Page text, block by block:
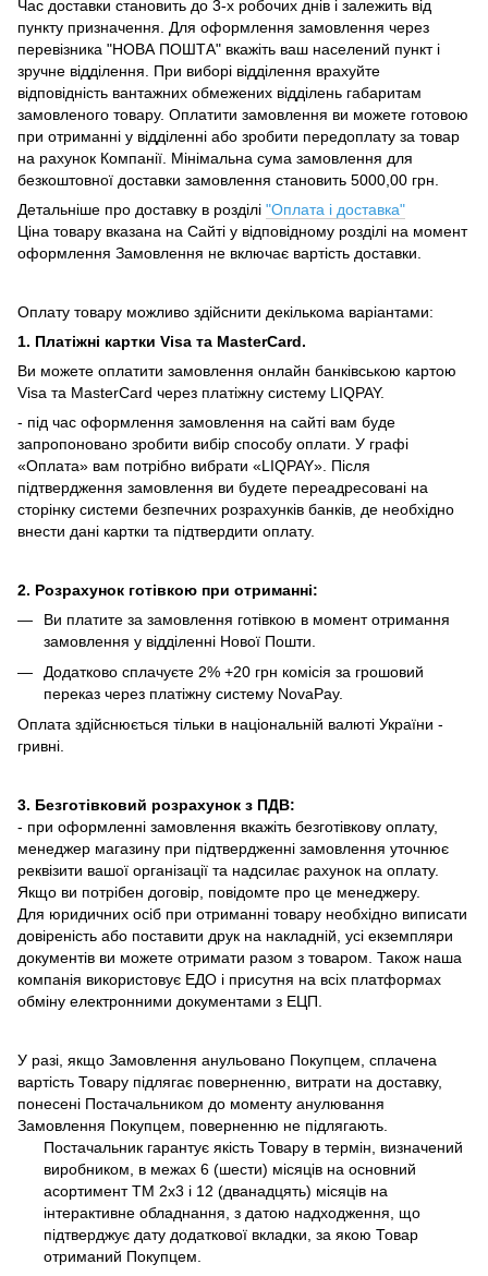
Час доставки становить до 3-х робочих днів і залежить від
пункту призначення. Для оформлення замовлення через
перевізника "НОВА ПОШТА" вкажіть ваш населений пункт і
зручне відділення.
При виборі відділення врахуйте
відповідність вантажних обмежених відділень габаритам
замовленого товару. Оплатити замовлення ви можете готовою
при отриманні у відділенні або зробити передоплату за товар
на рахунок Компанії. Мінімальна сума замовлення для
безкоштовної доставки замовлення становить 5000,00 грн.
Детальніше про доставку в розділі "Оплата і доставка"
Ціна товару вказана на Сайті у відповідному розділі на момент
оформлення Замовлення не включає вартість доставки.
Оплату товару можливо здійснити декількома варіантами:
1. Платіжні картки Visa та MasterCard.
Ви можете оплатити замовлення онлайн банківською картою
Visa та MasterCard через платіжну систему LIQPAY.
- під час оформлення замовлення на сайті вам буде
запропоновано зробити вибір способу оплати. У графі
«Оплата» вам потрібно вибрати «LIQPAY». Після
підтвердження замовлення ви будете переадресовані на
сторінку системи безпечних розрахунків банків, де необхідно
внести дані картки та підтвердити оплату.
2. Розрахунок готівкою при отриманні:
Ви платите за замовлення готівкою в момент отримання
замовлення у відділенні Нової Пошти.
Додатково сплачуєте 2% +20 грн комісія за грошовий
переказ через платіжну систему NovaPay.
Оплата здійснюється тільки в національній валюті України -
гривні.
3. Безготівковий розрахунок з ПДВ:
- при оформленні замовлення вкажіть безготівкову оплату,
менеджер магазину при підтвердженні замовлення уточнює
реквізити вашої організації та надсилає рахунок на оплату.
Якщо ви потрібен договір, повідомте про це менеджеру.
Для юридичних осіб при отриманні товару необхідно виписати
довіреність або поставити друк на накладній, усі екземпляри
документів ви можете отримати разом з товаром. Також наша
компанія використовує ЕДО і присутня на всіх платформах
обміну електронними документами з ЕЦП.
У разі, якщо Замовлення анульовано Покупцем, сплачена
вартість Товару підлягає поверненню, витрати на доставку,
понесені Постачальником до моменту анулювання
Замовлення Покупцем, поверненню не підлягають.
Постачальник гарантує якість Товару в термін, визначений
виробником, в межах 6 (шести) місяців на основний
асортимент ТМ 2х3 і 12 (дванадцять) місяців на
інтерактивне обладнання, з датою надходження, що
підтверджує дату додаткової вкладки, за якою Товар
отриманий Покупцем.